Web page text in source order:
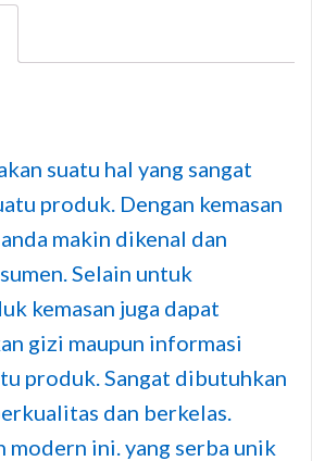
suatu hal yang sangat
produk. Dengan kemasan
makin dikenal dan
Selain untuk
kemasan juga dapat
gizi maupun informasi
produk. Sangat dibutuhkan
dan berkelas.
modern ini. yang serba unik